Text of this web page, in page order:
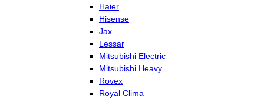
Haier
Hisense
Jax
Lessar
Mitsubishi Electric
Mitsubishi Heavy
Rovex
Royal Clima